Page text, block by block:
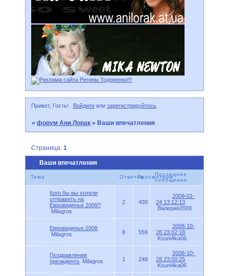
Привет, Гость! Войдитеили зарегистрируйтесь.
»форум Ани Лорак » Ваши впечатления
Ваши впечатления
Страница:1
Тема ОтветовПросмотров
Последнее
сообщение
Кого бы вы хотели
отправить на
Евровиденье 2009?
Milagros
2 439
2009-01-
24 13:12:13
Валерия2009
Евровиденье 2008
Milagros
8 559
2008-10-
28 23:02:18
Ksuni4ka06
Поздравления
президента Milagros 1 248
2008-10-
28 23:00:25
Ksuni4ka06